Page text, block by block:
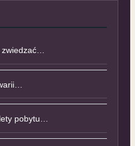
pobytu…